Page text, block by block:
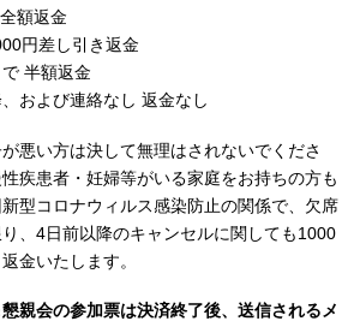
額返金
円差し引き返金
半額返金
および連絡なし 返金なし
悪い方は決して無理はされないでくださ
疾患者・妊婦等がいる家庭をお持ちの方も
型コロナウィルス感染防止の関係で、欠席
、4日前以降のキャンセルに関しても1000
金いたします。
親会の参加票は決済終了後、送信されるメ